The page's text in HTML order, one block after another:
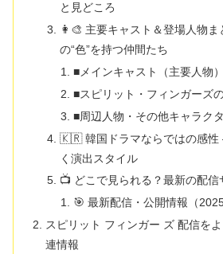
と見どころ
👩‍🎨 主要キャスト＆登場人物
の“色”を持つ仲間たち
■メインキャスト（主要人物）
■スピリット・フィンガーズ
■周辺人物・その他キャラク
🇰🇷 韓国ドラマならではの感性
く演出スタイル
📺 どこで見られる？最新の配
🎯 最新配信・公開情報（
スピリット フィンガー ズ 配信を
連情報